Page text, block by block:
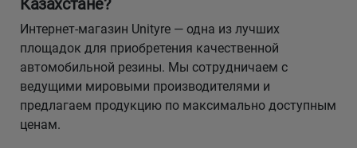
Казахстане?
Интернет-магазин Unityre — одна из лучших
площадок для приобретения качественной
автомобильной резины. Мы сотрудничаем с
ведущими мировыми производителями и
предлагаем продукцию по максимально доступным
ценам.